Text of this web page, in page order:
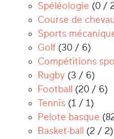
Spéléologie (0 /
Course de
Sports
Golf (30 / 6)
Compétitions
Rugby (3 / 6)
Football
(20 / 6)
Tennis (1 / 1)
Pelote basque
Basket-ball
(2 / 2)